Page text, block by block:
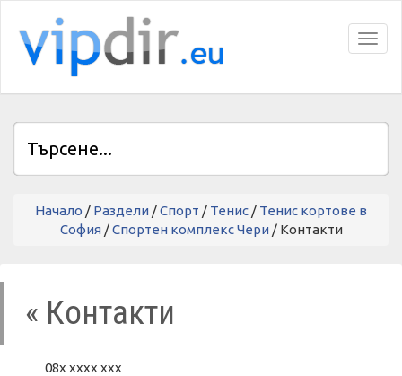
Начало / Раздели /Спорт / Тенис / Тенис кортове в
София/Спортен комплекс Чери/ Контакти
« Контакти
08x xxxx xxx